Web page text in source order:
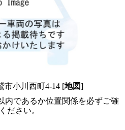
市小川西町4-14 [地図]
内であるか位置関係を必ずご確
ださい。